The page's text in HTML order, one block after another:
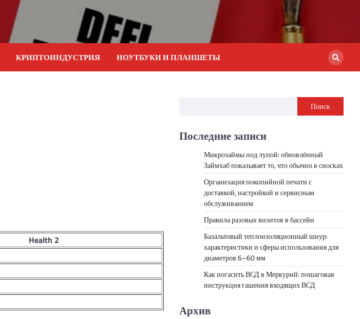
КРИПТОИНДУСТРИЯ НОУТБУКИ И ПЛАНШЕТЫ
Health 2
Поиск
Последние записи
Микрозаймы под лупой: обновлённый
Займхаб показывает то, что обычно в сносках
Организация покопийной печати с
доставкой, настройкой и сервисным
обслуживанием
Правила разовых визитов в бассейн
Базальтовый теплоизоляционный шнур:
характеристики и сферы использования для
диаметров 6–60 мм
Как погасить ВСД в Меркурий: пошаговая
инструкция гашения входящих ВСД
Архив